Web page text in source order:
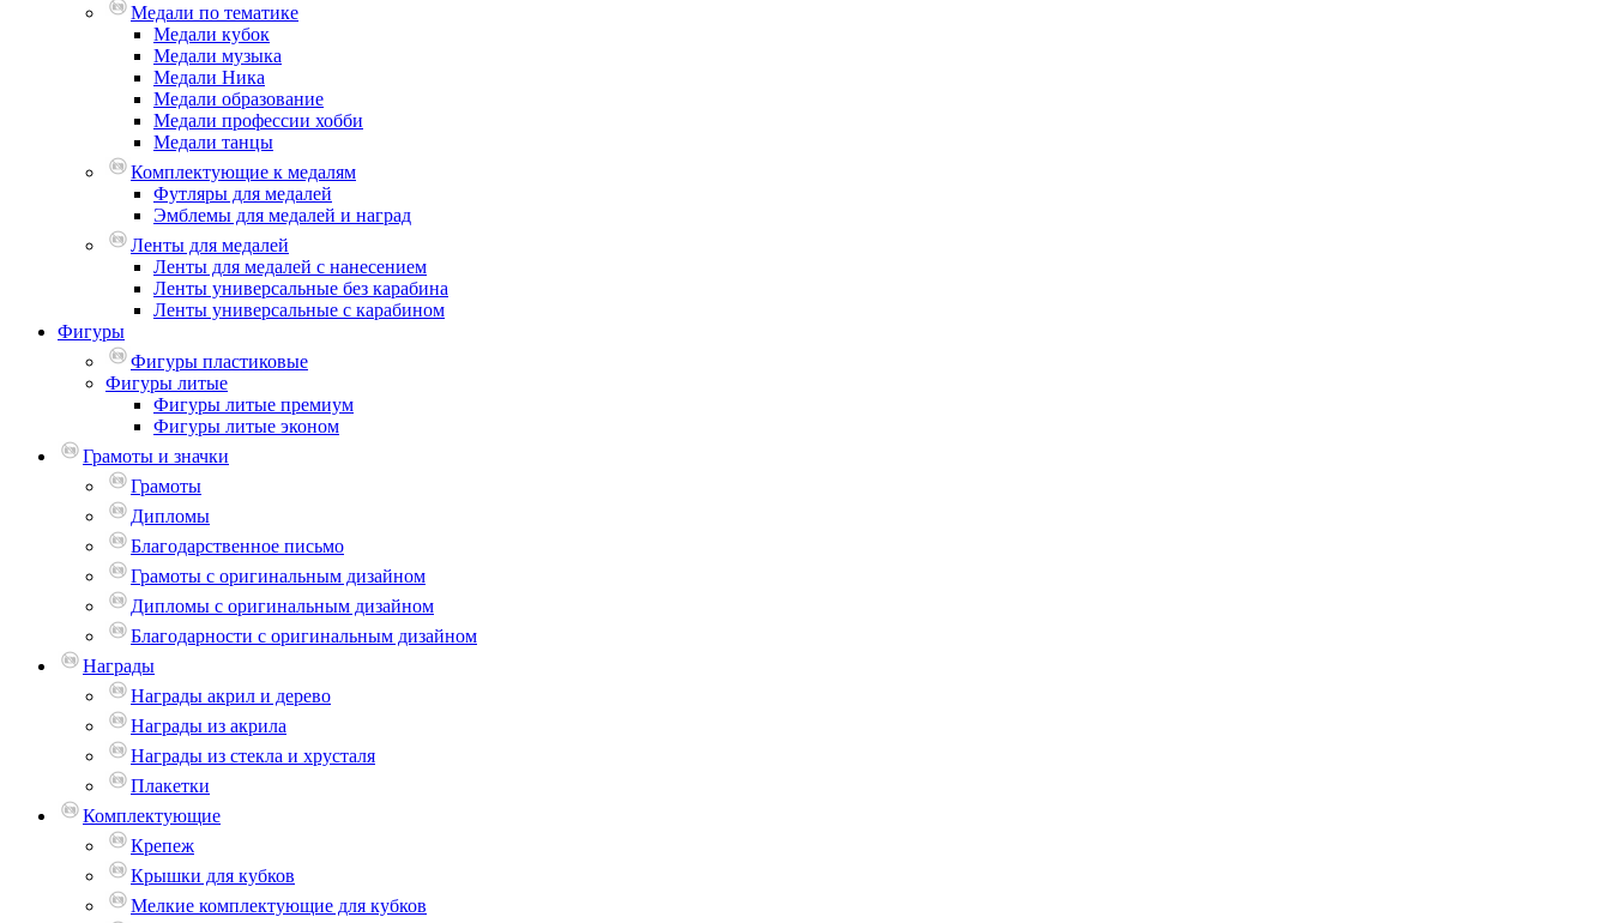
Медали по тематике
Медали кубок
Медали музыка
Медали Ника
Медали образование
Медали профессии хобби
Медали танцы
Комплектующие к медалям
Футляры для медалей
Эмблемы для медалей и наград
Ленты для медалей
Ленты для медалей с нанесением
Ленты универсальные без карабина
Ленты универсальные с карабином
Фигуры
Фигуры пластиковые
Фигуры литые
Фигуры литые премиум
Фигуры литые эконом
Грамоты и значки
Грамоты
Дипломы
Благодарственное письмо
Грамоты с оригинальным дизайном
Дипломы с оригинальным дизайном
Благодарности с оригинальным дизайном
Награды
Награды акрил и дерево
Награды из акрила
Награды из стекла и хрусталя
Плакетки
Комплектующие
Крепеж
Крышки для кубков
Мелкие комплектующие для кубков